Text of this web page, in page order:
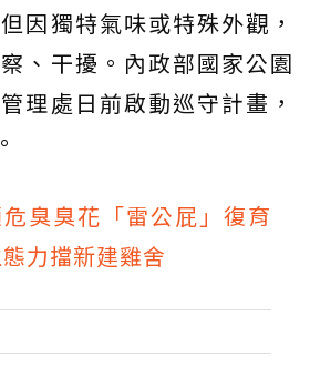
但因獨特氣味或特殊外觀，
、干擾。內政部國家公園
理處日前啟動巡守計畫，
臭臭花「雷公屁」復育
力擋新建雞舍